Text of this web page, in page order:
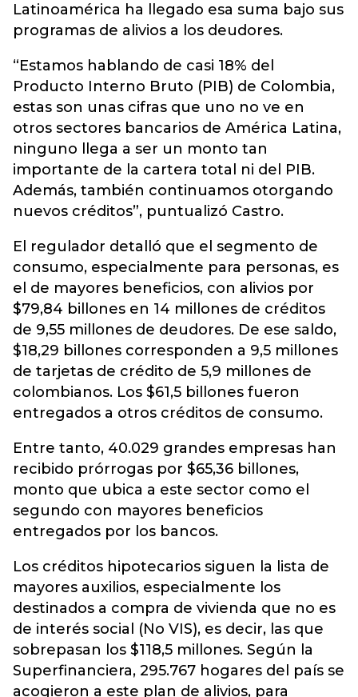
Latinoamérica ha llegado esa suma bajo sus
programas de alivios a los deudores.
“Estamos hablando de casi 18% del
Producto Interno Bruto (PIB) de Colombia,
estas son unas cifras que uno no ve en
otros sectores bancarios de América Latina,
ninguno llega a ser un monto tan
importante de la cartera total ni del PIB.
Además, también continuamos otorgando
nuevos créditos”, puntualizó Castro.
El regulador detalló que el segmento de
consumo, especialmente para personas, es
el de mayores beneficios, con alivios por
$79,84 billones en 14 millones de créditos
de 9,55 millones de deudores. De ese saldo,
$18,29 billones corresponden a 9,5 millones
de tarjetas de crédito de 5,9 millones de
colombianos. Los $61,5 billones fueron
entregados a otros créditos de consumo.
Entre tanto, 40.029 grandes empresas han
recibido prórrogas por $65,36 billones,
monto que ubica a este sector como el
segundo con mayores beneficios
entregados por los bancos.
Los créditos hipotecarios siguen la lista de
mayores auxilios, especialmente los
destinados a compra de vivienda que no es
de interés social (No VIS), es decir, las que
sobrepasan los $118,5 millones. Según la
Superfinanciera, 295.767 hogares del país se
acogieron a este plan de alivios, para